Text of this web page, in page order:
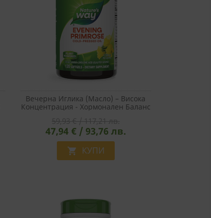
Вечерна Иглика (масло) – Висока
Концентрация - Хормонален Баланс
47,94 € / 93,76 лв.
 КУПИ